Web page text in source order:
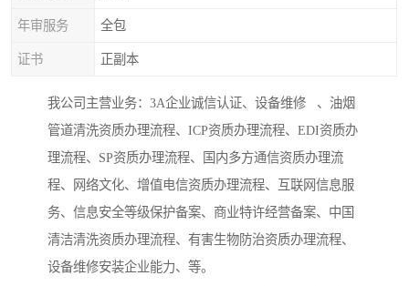
年审服务 全包
证书 正副本
我公司主营业务：3A企业诚信认证、设备维修 、油烟
管道清洗资质办理流程、ICP资质办理流程、EDI资质办
理流程、SP资质办理流程、国内多方通信资质办理流
程、网络文化、增值电信资质办理流程、互联网信息服
务、信息安全等级保护备案、商业特许经营备案、中国
清洁清洗资质办理流程、有害生物防治资质办理流程、
设备维修安装企业能力、等。